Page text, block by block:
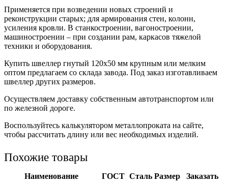
Применяется при возведении новых строений и
реконструкции старых; для армирования стен, колонн,
усиления кровли. В станкостроении, вагоностроении,
машиностроении – при создании рам, каркасов тяжелой
техники и оборудования.
Купить швеллер гнутый 120х50 мм крупным или мелким
оптом предлагаем со склада завода. Под заказ изготавливаем
швеллер других размеров.
Осуществляем доставку собственным автотранспортом или
по железной дороге.
Воспользуйтесь калькулятором металлопроката на сайте,
чтобы рассчитать длину или вес необходимых изделий.
Похожие товары
Наименование ГОСТ Сталь Размер
Заказать